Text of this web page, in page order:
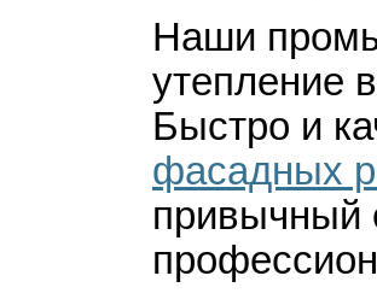
Наши
утепление
Быстро и
фасадных
привычный